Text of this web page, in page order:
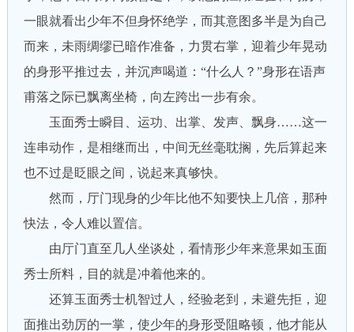
一眼就看出少年不但身怀绝学，而其意图多半是为自己
而来，未雨绸缪已暗作准备，力贯右掌，迎着少年晃动
的身形平推过去，并沉声喝道：“什么人？”身形在语声
甫落之际已飘离坐椅，向左跨出一步有余。
玉面秀士瞬目、运功、出掌、发声、飘身……这一
连串动作，是相继而出，中间无丝毫耽搁，先后算起来
也不过是眨眼之间，说起来真够快。
然而，厅门现身的少年比他不知要快上几倍，那种
快法，令人难以置信。
由厅门直至几人坐谈处，看情形少年来意果如玉面
秀士所料，目的就是冲着他来的。
还算玉面秀士机智过人，经验老到，未避先拒，迎
面推出劲厉的一掌，使少年的身形受阻略顿，他才能从